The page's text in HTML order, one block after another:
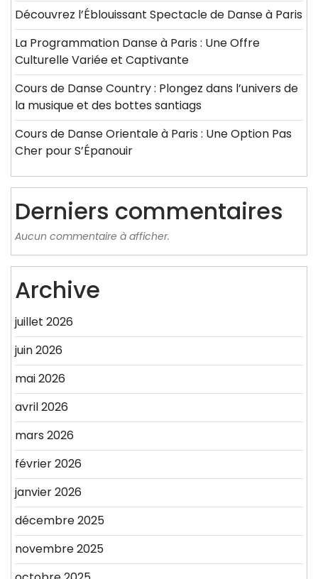
Découvrez l’Éblouissant Spectacle de Danse à Paris
La Programmation Danse à Paris : Une Offre
Culturelle Variée et Captivante
Cours de Danse Country : Plongez dans l’univers de
la musique et des bottes santiags
Cours de Danse Orientale à Paris : Une Option Pas
Cher pour S’Épanouir
Derniers commentaires
Aucun commentaire à afficher.
Archive
juillet 2026
juin 2026
mai 2026
avril 2026
mars 2026
février 2026
janvier 2026
décembre 2025
novembre 2025